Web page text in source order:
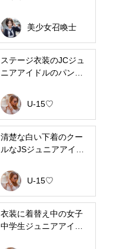
美少女召喚士
ステージ衣装のJCジュ
ニアアイドルのパンチ
U-15♡
清楚な白い下着のクー
ルなJSジュニアアイド
U-15♡
衣装に着替え中の女子
中学生ジュニアアイド